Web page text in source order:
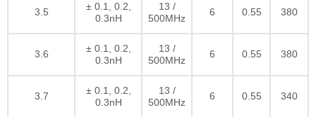
3.5
± 0.1, 0.2,
0.3nH
13 /
500MHz
6 0.55 380
3.6
± 0.1, 0.2,
0.3nH
13 /
500MHz
6 0.55 380
3.7
± 0.1, 0.2,
0.3nH
13 /
500MHz
6 0.55 340